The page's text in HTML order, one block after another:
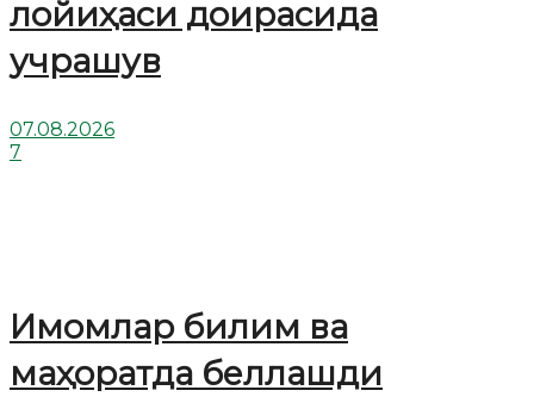
лойиҳаси доирасида
учрашув
07.08.2026
7
Имомлар билим ва
маҳоратда беллашди